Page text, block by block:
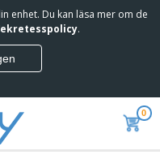
enhet. Du kan läsa mer om de
.
0